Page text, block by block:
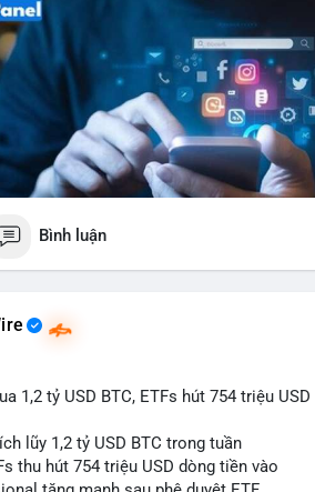
Bình luận
1,2 tỷ USD BTC, ETFs hút 754 triệu USD
lũy 1,2 tỷ USD BTC trong tuần
thu hút 754 triệu USD dòng tiền vào